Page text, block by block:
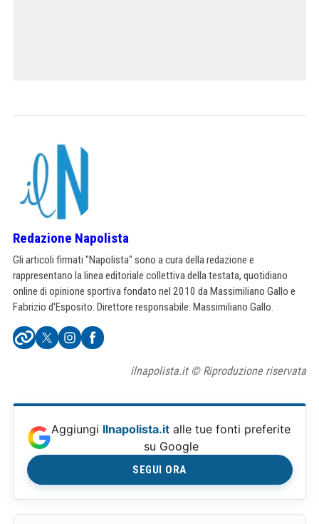
Redazione Napolista
Gli articoli firmati "Napolista" sono a cura della redazione e
rappresentano la linea editoriale collettiva della testata, quotidiano
online di opinione sportiva fondato nel 2010 da Massimiliano Gallo e
Fabrizio d'Esposito. Direttore responsabile: Massimiliano Gallo.
ilnapolista.it © Riproduzione riservata
Aggiungi Ilnapolista.it alle tue fonti preferite
su Google
SEGUI ORA